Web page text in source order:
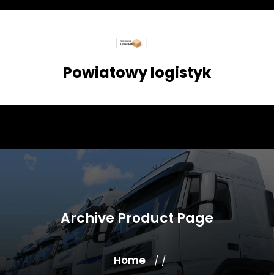
Skip
Powiatowy logistyk
Archive Product Page
Home / /